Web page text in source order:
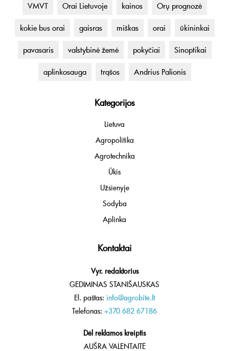
VMVT Orai Lietuvoje kainos Orų prognozė
kokie bus orai gaisras miškas orai ūkininkai
pavasaris valstybinė žemė pokyčiai Sinoptikai
aplinkosauga trąšos Andrius Palionis
Kategorijos
Lietuva
Agropolitika
Agrotechnika
Ūkis
Užsienyje
Sodyba
Aplinka
Kontaktai
Vyr. redaktorius
GEDIMINAS STANIŠAUSKAS
El. paštas: info@agrobite.lt
Telefonas: +370 682 67186
Dėl reklamos kreiptis
AUŠRA VALENTAITĖ